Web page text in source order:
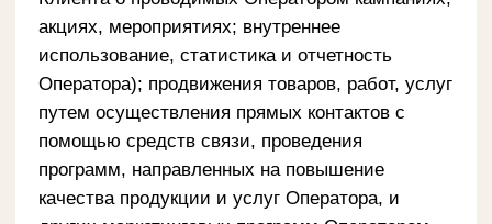
данных Клиента, имеющихся в распоряжении/
доступе Оператора и/или контрагентов
Оператора, в том числе с целью
контрагентов. Клиент дает свое согласие на
получение рекламы, рассылки, в том числе по
Оператора, его контрагентов и
аффилированных лиц. Настоящим Оператор
уведомляет Клиента о начале обработки
Оператором ПДн Клиента. Обработка ПДн